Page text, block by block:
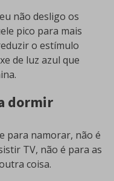
não desligo os
pico para mais
o estímulo
de luz azul que
dormir
para namorar, não é
TV, não é para as
coisa.